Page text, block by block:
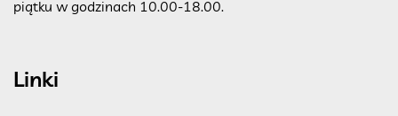
piątku w godzinach 10.00-18.00.
Linki